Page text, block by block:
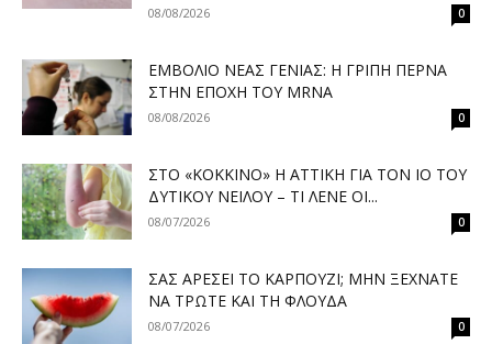
08/08/2026 0
ΕΜΒΌΛΙΟ ΝΈΑΣ ΓΕΝΙΆΣ: Η ΓΡΊΠΗ ΠΕΡΝΆ
ΣΤΗΝ ΕΠΟΧΉ ΤΟΥ MRNA
08/08/2026 0
ΣΤΟ «ΚΌΚΚΙΝΟ» Η ΑΤΤΙΚΉ ΓΙΑ ΤΟΝ ΙΌ ΤΟΥ
ΔΥΤΙΚΟΎ ΝΕΊΛΟΥ – ΤΙ ΛΈΝΕ ΟΙ...
08/07/2026 0
ΣΑΣ ΑΡΈΣΕΙ ΤΟ ΚΑΡΠΟΎΖΙ; ΜΗΝ ΞΕΧΝΆΤΕ
ΝΑ ΤΡΏΤΕ ΚΑΙ ΤΗ ΦΛΟΎΔΑ
08/07/2026 0